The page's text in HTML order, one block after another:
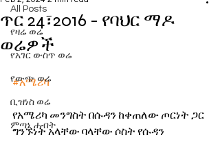
All Posts
የዛሬ ወሬ
የአገር ውስጥ ወሬ
የውጭ ወሬ
ቢዝነስ ወሬ
ምጣኔ ሐብት
ጥር 24፣2016 - የባህር ማዶ
ወሬዎች
#አሜሪካ
የአሜሪካ መንግስት በሱዳን ከቀጠለው ጦርነት ጋር
ግንኙነት አላቸው ባላቸው ሶስት የሱዳን